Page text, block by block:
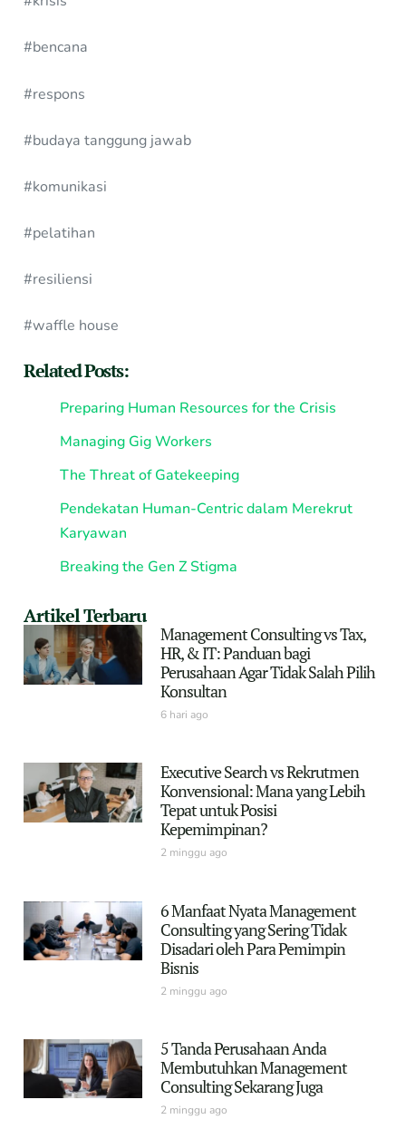
#bencana
#respons
#budaya tanggung jawab
#komunikasi
#pelatihan
#resiliensi
#waffle house
Related Posts:
Preparing Human Resources for the Crisis
Managing Gig Workers
The Threat of Gatekeeping
Pendekatan Human-Centric dalam Merekrut
Karyawan
Breaking the Gen Z Stigma
Artikel Terbaru
Management Consulting vs Tax,
HR, & IT: Panduan bagi
Perusahaan Agar Tidak Salah Pilih
Konsultan
6 hari ago
Executive Search vs Rekrutmen
Konvensional: Mana yang Lebih
Tepat untuk Posisi
Kepemimpinan?
2 minggu ago
6 Manfaat Nyata Management
Consulting yang Sering Tidak
Disadari oleh Para Pemimpin
Bisnis
2 minggu ago
5 Tanda Perusahaan Anda
Membutuhkan Management
Consulting Sekarang Juga
2 minggu ago